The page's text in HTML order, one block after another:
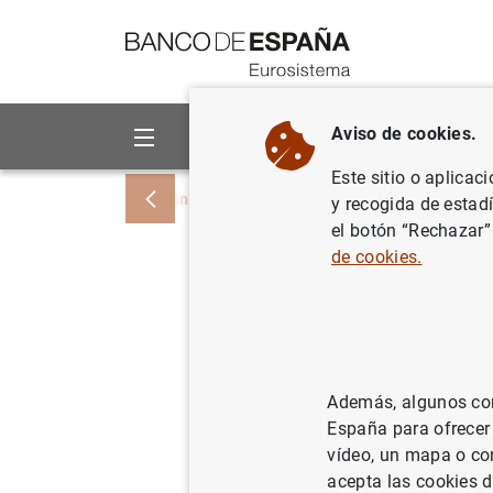
Sobre el Banco Áreas de
Inicio Noticias y eventos Noticias del
hasta el
Aviso de cookies.
Este sitio o
y recogida de
el botón
de cookies.
Además, algunos
España para
vídeo, un mapa o
acepta las cookies